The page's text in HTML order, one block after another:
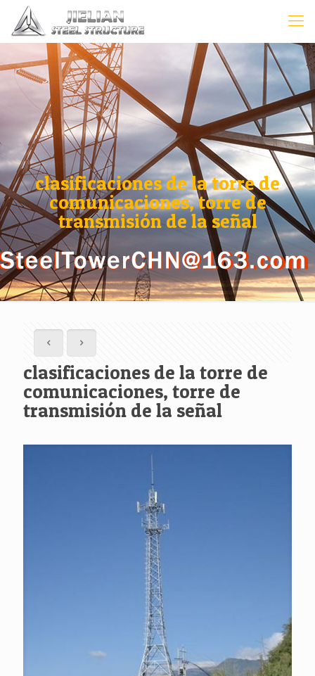
clasificaciones de la torre de
comunicaciones, torre de
transmisión de la señal
clasificaciones de la torre de
comunicaciones, torre de
transmisión de la señal